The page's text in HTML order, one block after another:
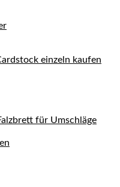
einzeln kaufen
für Umschläge